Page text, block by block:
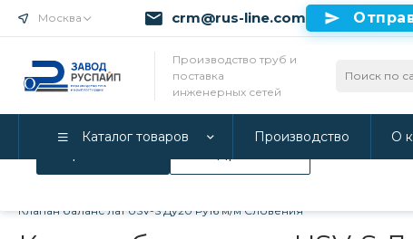
Мы используем Cookie. Если вы продолжаете
Политикой конфиденциальности
Москва crm@rus-line.com
Производство труб и
поставка
инженерных сетей
Каталог товаров Производство О
Клапан баланс лат USV-S Ду20 Ру16 м/м Словения